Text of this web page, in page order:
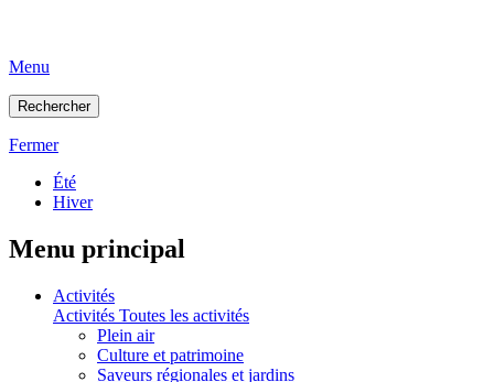
Menu
Rechercher
Fermer
Été
Hiver
Menu principal
Activités
Activités Toutes les activités
Plein air
Culture et patrimoine
Saveurs régionales et jardins